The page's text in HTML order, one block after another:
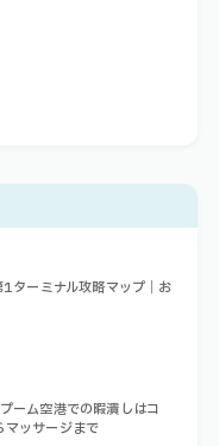
ターミナル攻略マップ｜お
ーム空港での暇潰しはコ
マッサージまで